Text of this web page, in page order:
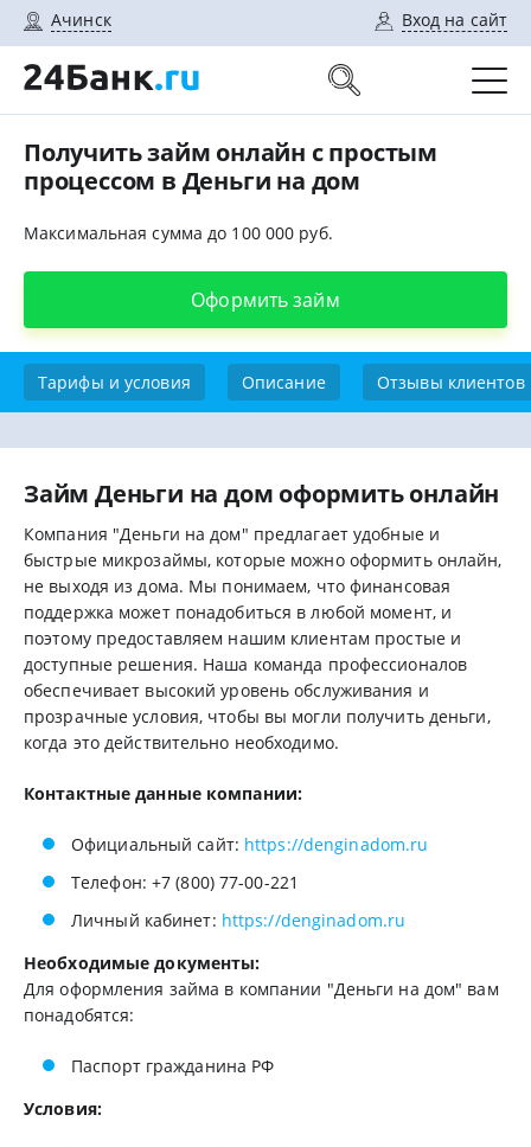
Ачинск Вход на сайт
Получить займ онлайн с простым
процессом в Деньги на дом
Максимальная сумма до 100 000 руб.
Оформить займ
Тарифы и условия Описание Отзывы клиентов
Займ Деньги на дом оформить онлайн
Компания "Деньги на дом" предлагает удобные и
быстрые микрозаймы, которые можно оформить онлайн,
не выходя из дома. Мы понимаем, что финансовая
поддержка может понадобиться в любой момент, и
поэтому предоставляем нашим клиентам простые и
доступные решения. Наша команда профессионалов
обеспечивает высокий уровень обслуживания и
прозрачные условия, чтобы вы могли получить деньги,
когда это действительно необходимо.
Контактные данные компании:
Официальный сайт: https://denginadom.ru
Телефон: +7 (800) 77-00-221
Личный кабинет: https://denginadom.ru
Необходимые документы:
Для оформления займа в компании "Деньги на дом" вам
понадобятся:
Паспорт гражданина РФ
Условия: